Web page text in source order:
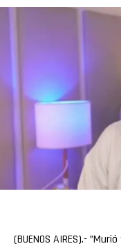
(BUENOS AIRES).-